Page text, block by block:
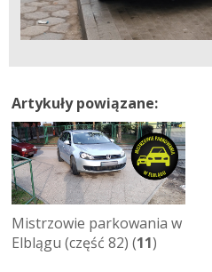
Artykuły powiązane:
Mistrzowie parkowania w
Elblągu (część 82) (11)